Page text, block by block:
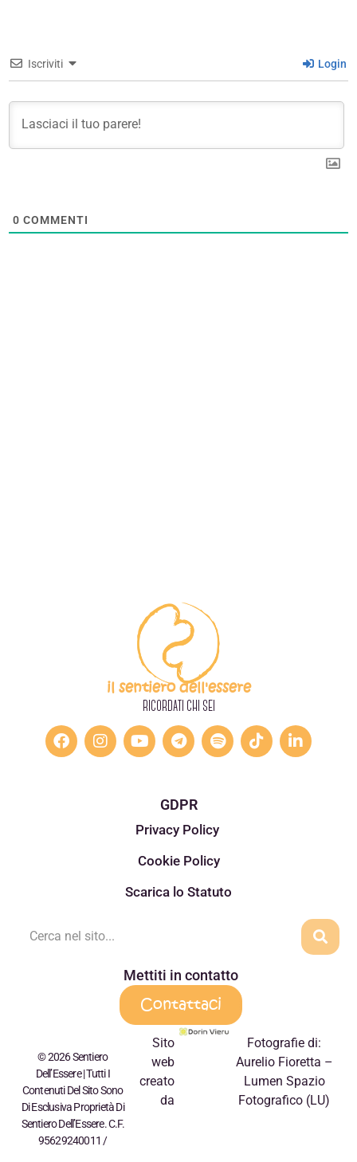
Iscriviti Login
0 COMMENTI
il sentiero dell'essere
RICORDATI CHI SEI
GDPR
Privacy Policy
Cookie Policy
Scarica lo Statuto
Mettiti in contatto
Contattaci
© 2026 Sentiero
Dell’Essere | Tutti I
Contenuti Del Sito Sono
Di Esclusiva Proprietà Di
Sentiero Dell’Essere. C.F.
95629240011 /
Sito
web
creato
da
Fotografie di:
Aurelio Fioretta –
Lumen Spazio
Fotografico (LU)